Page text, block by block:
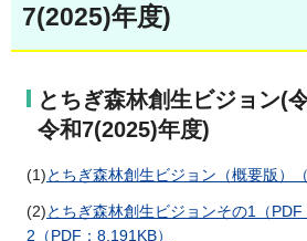
7(2025)年度)
とちぎ森林創生ビジョン(
令和7(2025)年度)
(1)とちぎ森林創生ビジョン（概要版）
(2)とちぎ森林創生ビジョンその1（PDF
2（PDF：8,191KB）